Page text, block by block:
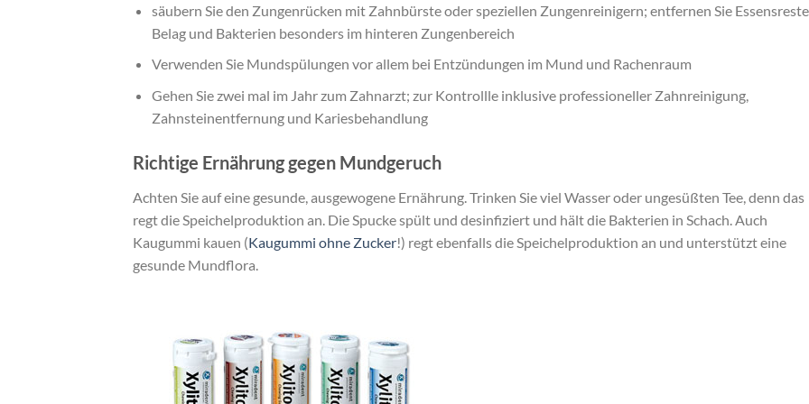
säubern Sie den Zungenrücken mit Zahnbürste oder speziellen Zungenreinigern; entfernen Sie
Belag und Bakterien besonders im hinteren Zungenbereich
Verwenden Sie Mundspülungen vor allem bei Entzündungen im Mund und Rachenraum
Gehen Sie zwei mal im Jahr zum Zahnarzt; zur Kontrollle inklusive professioneller Zahnreinigung,
Zahnsteinentfernung und Kariesbehandlung
Richtige Ernährung gegen Mundgeruch
Achten Sie auf eine gesunde, ausgewogene Ernährung. Trinken Sie viel Wasser oder ungesüßten Tee, denn das
regt die Speichelproduktion an. Die Spucke spült und desinfiziert und hält die Bakterien in Schach. Auch
Kaugummi kauen (Kaugummi ohne Zucker!) regt ebenfalls die Speichelproduktion an und unterstützt eine
gesunde Mundflora.